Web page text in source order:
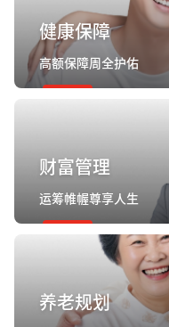
健康保障
高额保障周全护佑
财富管理
运筹帷幄尊享人生
养老规划